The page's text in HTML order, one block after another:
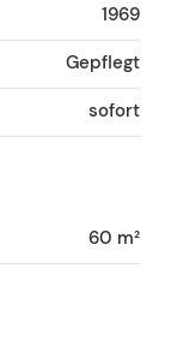
1969
Gepflegt
sofort
60 m²